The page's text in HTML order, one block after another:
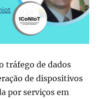
tráfego de dados
de dispositivos
por serviços em